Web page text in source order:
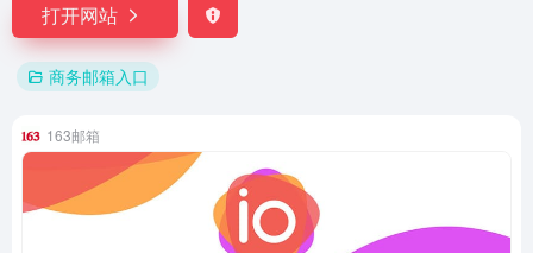
打开网站
商务邮箱入口
163邮箱